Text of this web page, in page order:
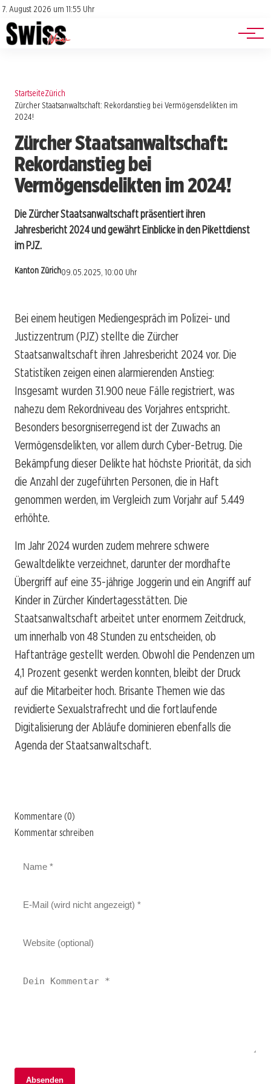
7. August 2026 um 11:55 Uhr
Impressum
Datenschutz
Jobs
Events
StartseiteZürich
Zürcher Staatsanwaltschaft: Rekordanstieg bei Vermögensdelikten im
2024!
Zürcher Staatsanwaltschaft:
Rekordanstieg bei
Vermögensdelikten im 2024!
Die Zürcher Staatsanwaltschaft präsentiert ihren
Jahresbericht 2024 und gewährt Einblicke in den Pikettdienst
im PJZ.
Kanton Zürich09.05.2025, 10:00 Uhr
Bei einem heutigen Mediengespräch im Polizei- und
Justizzentrum (PJZ) stellte die Zürcher
Staatsanwaltschaft ihren Jahresbericht 2024 vor. Die
Statistiken zeigen einen alarmierenden Anstieg:
Insgesamt wurden 31.900 neue Fälle registriert, was
nahezu dem Rekordniveau des Vorjahres entspricht.
Besonders besorgniserregend ist der Zuwachs an
Vermögensdelikten, vor allem durch Cyber-Betrug. Die
Bekämpfung dieser Delikte hat höchste Priorität, da sich
die Anzahl der zugeführten Personen, die in Haft
genommen werden, im Vergleich zum Vorjahr auf 5.449
erhöhte.
Im Jahr 2024 wurden zudem mehrere schwere
Gewaltdelikte verzeichnet, darunter der mordhafte
Übergriff auf eine 35-jährige Joggerin und ein Angriff auf
Kinder in Zürcher Kindertagesstätten. Die
Staatsanwaltschaft arbeitet unter enormem Zeitdruck,
um innerhalb von 48 Stunden zu entscheiden, ob
Haftanträge gestellt werden. Obwohl die Pendenzen um
4,1 Prozent gesenkt werden konnten, bleibt der Druck
auf die Mitarbeiter hoch. Brisante Themen wie das
revidierte Sexualstrafrecht und die fortlaufende
Digitalisierung der Abläufe dominieren ebenfalls die
Agenda der Staatsanwaltschaft.
Kommentare (0)
Kommentar schreiben
Absenden